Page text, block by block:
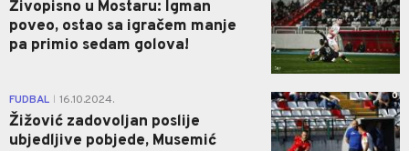
Živopisno u Mostaru: Igman
poveo, ostao sa igračem manje
pa primio sedam golova!
FUDBAL 16.10.2024.
Žižović zadovoljan poslije
ubjedljive pobjede, Musemić
0